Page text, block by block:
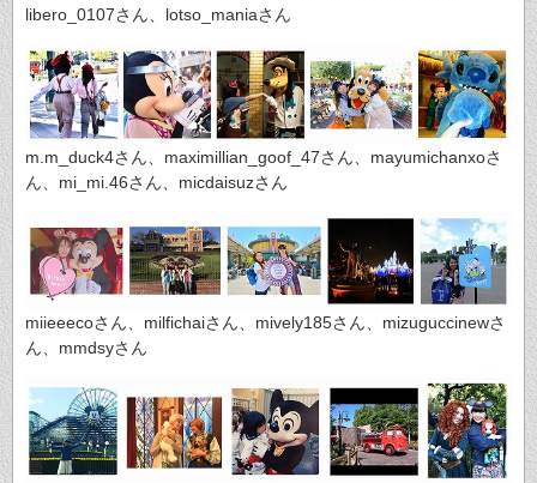
libero_0107さん、lotso_maniaさん
m.m_duck4さん、maximillian_goof_47さん、mayumichanxoさ
ん、mi_mi.46さん、micdaisuzさん
miieeecoさん、milfichaiさん、mively185さん、mizuguccinewさ
ん、mmdsyさん